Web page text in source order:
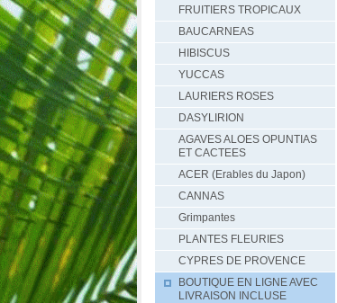
FRUITIERS TROPICAUX
BAUCARNEAS
HIBISCUS
YUCCAS
LAURIERS ROSES
DASYLIRION
AGAVES ALOES OPUNTIAS
ET CACTEES
ACER (Erables du Japon)
CANNAS
Grimpantes
PLANTES FLEURIES
CYPRES DE PROVENCE
BOUTIQUE EN LIGNE AVEC
LIVRAISON INCLUSE